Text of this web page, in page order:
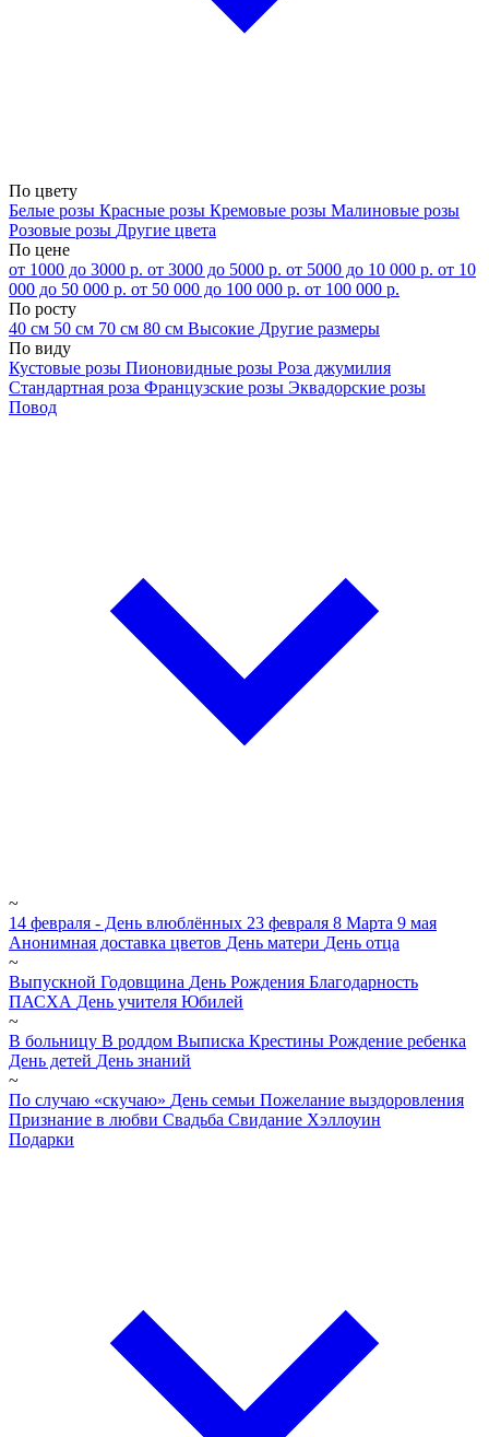
По цвету
Белые розы Красные розы Кремовые розы Малиновые розы
Розовые розы Другие цвета
По цене
от 1000 до 3000 р. от 3000 до 5000 р. от 5000 до 10 000 р. от 10
000 до 50 000 р. от 50 000 до 100 000 р. от 100 000 р.
По росту
40 см 50 см 70 см 80 см Высокие Другие размеры
По виду
Кустовые розы Пионовидные розы Роза джумилия
Стандартная роза Французские розы Эквадорские розы
Повод
~
14 февраля - День влюблённых 23 февраля 8 Марта 9 мая
Анонимная доставка цветов День матери День отца
~
Выпускной Годовщина День Рождения Благодарность
ПАСХА День учителя Юбилей
~
В больницу В роддом Выписка Крестины Рождение ребенка
День детей День знаний
~
По случаю «скучаю» День семьи Пожелание выздоровления
Признание в любви Свадьба Свидание Хэллоуин
Подарки